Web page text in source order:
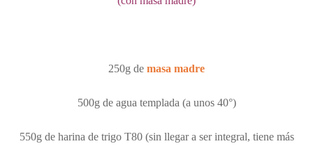
250g de masa madre
500g de agua templada (a unos 40°)
550g de harina de trigo T80 (sin llegar a ser integral, tiene más